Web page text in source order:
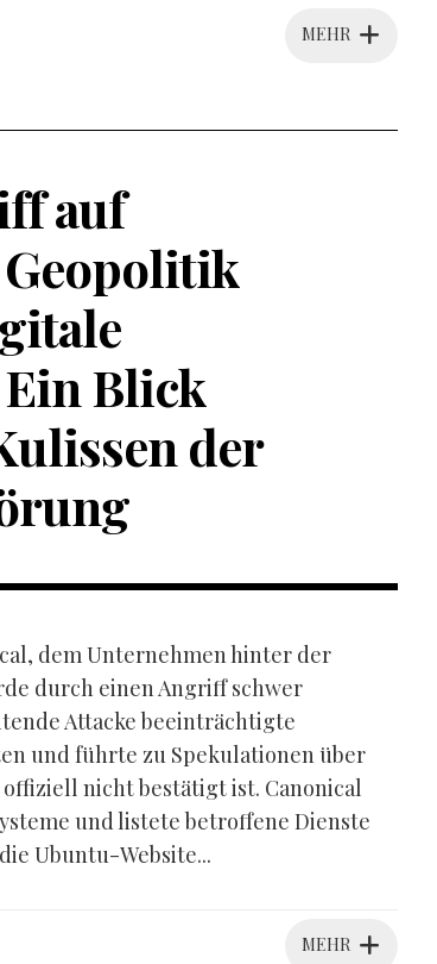
MEHR
auf
Blick
der
dem Unternehmen hinter der
durch einen Angriff schwer
Attacke beeinträchtigte
und führte zu Spekulationen über
nicht bestätigt ist. Canonical
und listete betroffene Dienste
Ubuntu-Website...
MEHR